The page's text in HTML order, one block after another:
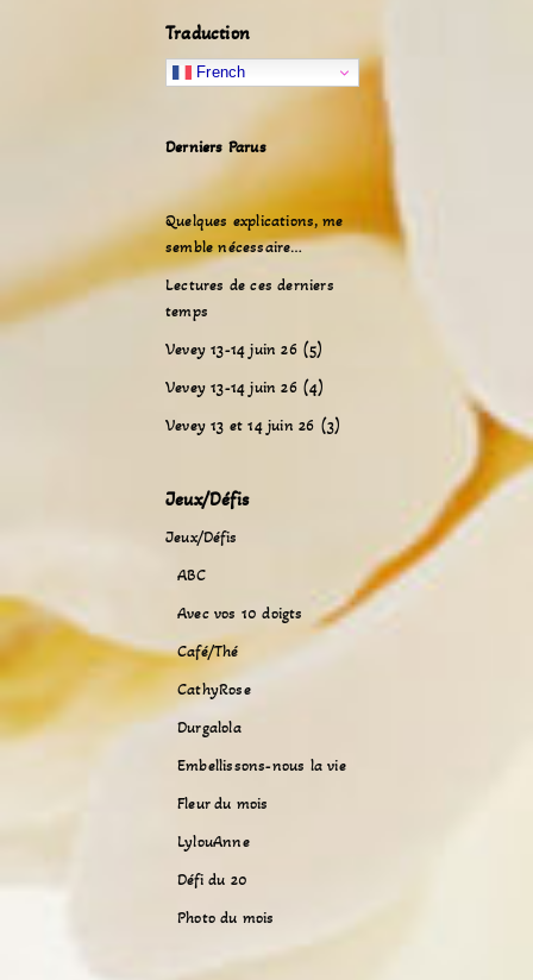
Traduction
French
Derniers Parus
Quelques explications, me
semble nécessaire…
Lectures de ces derniers
temps
Vevey 13-14 juin 26 (5)
Vevey 13-14 juin 26 (4)
Vevey 13 et 14 juin 26 (3)
Jeux/Défis
Jeux/Défis
ABC
Avec vos 10 doigts
Café/Thé
CathyRose
Durgalola
Embellissons-nous la vie
Fleur du mois
LylouAnne
Défi du 20
Photo du mois